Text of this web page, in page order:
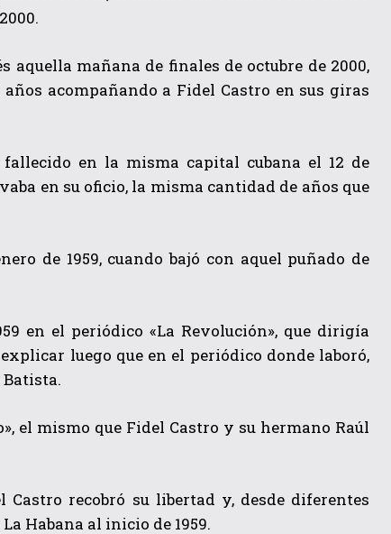
mañana de finales de octubre de 2000,
acompañando a Fidel Castro en sus giras
en la misma capital cubana el 12 de
en su oficio, la misma cantidad de años que
de 1959, cuando bajó con aquel puñado de
en el periódico «La Revolución», que dirigía
luego que en el periódico donde laboró,
el mismo que Fidel Castro y su hermano Raúl
recobró su libertad y, desde diferentes
Habana al inicio de 1959.